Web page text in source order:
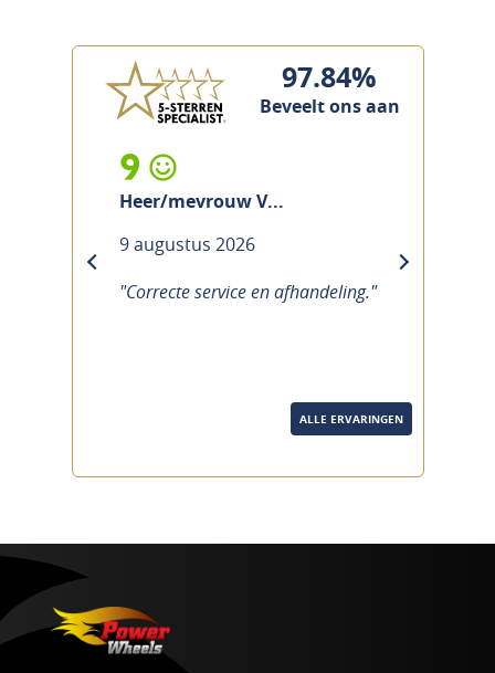
97.84%
Beveelt ons aan
9
Heer/mevrouw V...
9 augustus 2026
"Correcte service en afhandeling."
next
ALLE ERVARINGEN